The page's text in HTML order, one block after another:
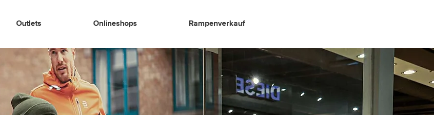
Outlets Onlineshops Rampenverkauf